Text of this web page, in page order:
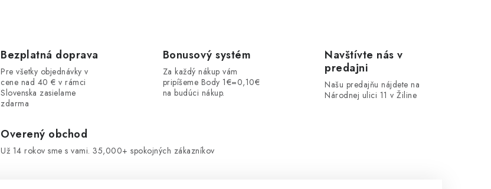
Bezplatná doprava
Pre všetky objednávky v
cene nad 40 € v rámci
Slovenska zasielame
zdarma
Bonusový systém
Za každý nákup vám
pripíšeme Body 1€=0,10€
na budúci nákup.
Navštívte nás v
predajni
Našu predajňu nájdete na
Národnej ulici 11 v Žiline
Overený obchod
Už 14 rokov sme s vami. 35,000+ spokojných zákazníkov